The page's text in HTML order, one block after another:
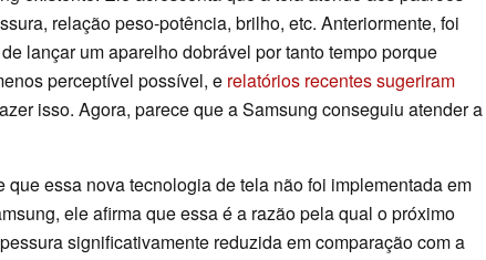
relação peso-potência, brilho, etc. Anteriormente, foi
lançar um aparelho dobrável por tanto tempo porque
perceptível possível, e relatórios recentes sugeriram
isso. Agora, parece que a Samsung conseguiu atender a
que essa nova tecnologia de tela não foi implementada em
ele afirma que essa é a razão pela qual o próximo
significativamente reduzida em comparação com a